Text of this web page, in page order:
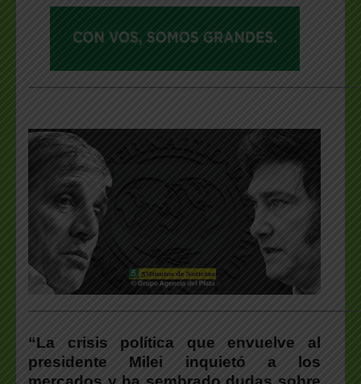
“La crisis política que envuelve al
presidente Milei inquietó a los